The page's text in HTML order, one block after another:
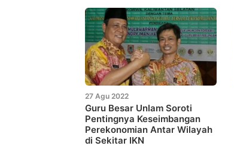
27 Agu 2022
Guru Besar Unlam Soroti
Pentingnya Keseimbangan
Perekonomian Antar Wilayah
di Sekitar IKN